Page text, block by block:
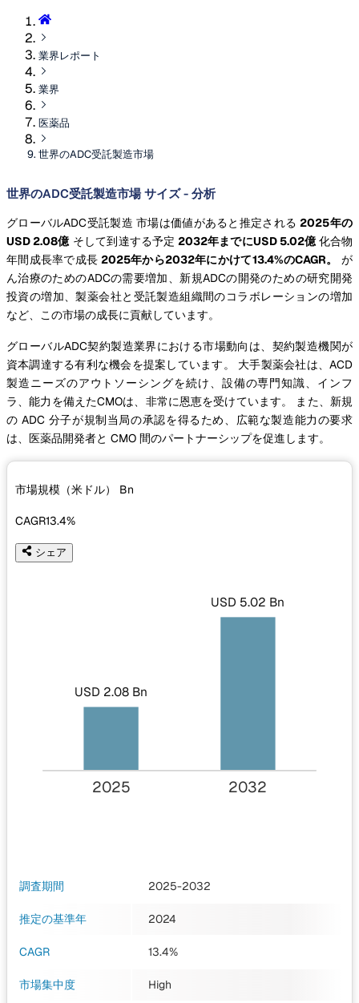
業界レポート
業界
医薬品
世界のADC受託製造市場
世界のADC受託製造市場 サイズ - 分析
グローバルADC受託製造 市場は価値があると推定される2025年の
USD 2.08億そして到達する予定 2032年までにUSD 5.02億化合物
年間成長率で成長 2025年から2032年にかけて13.4%のCAGR。
が
ん治療のためのADCの需要増加、新規ADCの開発のための研究開発
投資の増加、製薬会社と受託製造組織間のコラボレーションの増加
など、この市場の成長に貢献しています。
グローバルADC契約製造業界における市場動向は、契約製造機関が
資本調達する有利な機会を提案しています。 大手製薬会社は、ACD
製造ニーズのアウトソーシングを続け、設備の専門知識、インフ
ラ、能力を備えたCMOは、非常に恩恵を受けています。 また、新規
の ADC 分子が規制当局の承認を得るため、広範な製造能力の要求
は、医薬品開発者と CMO 間のパートナーシップを促進します。
市場規模（米ドル） Bn
CAGR13.4%
シェア
USD 2.08 Bn
USD 5.02 Bn
2025 2032
調査期間 2025-2032
推定の基準年 2024
CAGR 13.4%
市場集中度 High